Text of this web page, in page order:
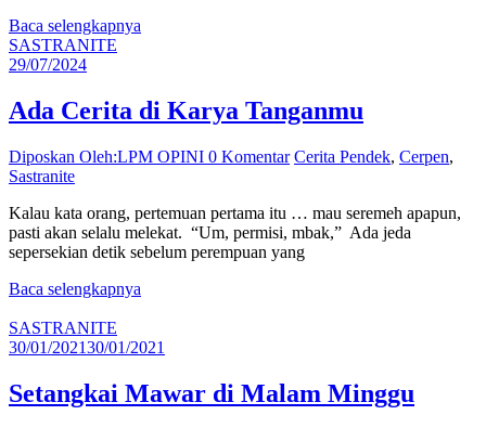
Baca selengkapnya
SASTRANITE
29/07/2024
Ada Cerita di Karya Tanganmu
Diposkan Oleh:LPM OPINI 0 Komentar Cerita Pendek, Cerpen,
Sastranite
Kalau kata orang, pertemuan pertama itu … mau seremeh apapun,
pasti akan selalu melekat. “Um, permisi, mbak,” Ada jeda
sepersekian detik sebelum perempuan yang
Baca selengkapnya
SASTRANITE
30/01/202130/01/2021
Setangkai Mawar di Malam Minggu